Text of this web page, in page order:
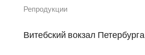
Репродукции
Витебский вокзал Петербурга